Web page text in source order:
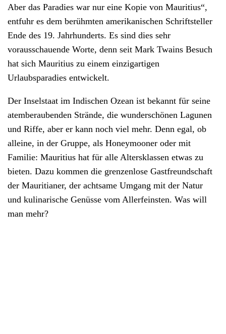
Mo. - Fr. 08:00 - 19:00 Uhr ,
Sa. 11:00 - 15:00 Uhr
Aber das Paradies war nur eine Kopie von Mauritius“,
entfuhr es dem berühmten amerikanischen Schriftsteller
Ende des 19. Jahrhunderts. Es sind dies sehr
vorausschauende Worte, denn seit Mark Twains Besuch
hat sich Mauritius zu einem einzigartigen
Urlaubsparadies entwickelt.
Der Inselstaat im Indischen Ozean ist bekannt für seine
atemberaubenden Strände, die wunderschönen Lagunen
und Riffe, aber er kann noch viel mehr. Denn egal, ob
alleine, in der Gruppe, als Honeymooner oder mit
Familie: Mauritius hat für alle Altersklassen etwas zu
bieten. Dazu kommen die grenzenlose Gastfreundschaft
der Mauritianer, der achtsame Umgang mit der Natur
und kulinarische Genüsse vom Allerfeinsten. Was will
man mehr?